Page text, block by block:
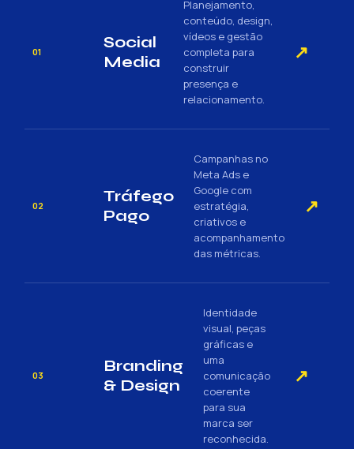
01
Social
Media
Planejamento,
conteúdo, design,
vídeos e gestão
completa para
construir
presença e
relacionamento.
↗
02
Tráfego
Pago
Campanhas no
Meta Ads e
Google com
estratégia,
criativos e
acompanhamento
das métricas.
↗
03
Branding
& Design
Identidade
visual, peças
gráficas e
uma
comunicação
coerente
para sua
marca ser
reconhecida.
↗